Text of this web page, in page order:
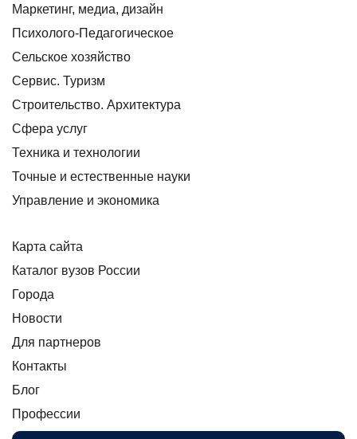
Маркетинг, медиа, дизайн
Психолого-Педагогическое
Сельское хозяйство
Сервис. Туризм
Строительство. Архитектура
Сфера услуг
Техника и технологии
Точные и естественные науки
Управление и экономика
Карта сайта
Каталог вузов России
Города
Новости
Для партнеров
Контакты
Блог
Профессии